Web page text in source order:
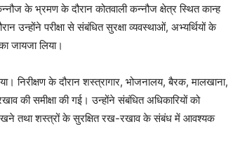
के भ्रमण के दौरान कोतवाली कन्नौज क्षेत्र स्थित कान्ह
उन्होंने परीक्षा से संबंधित सुरक्षा व्यवस्थाओं, अभ्यर्थियों के
जायजा लिया।
के दौरान शस्त्रागार, भोजनालय, बैरक, मालखाना,
की समीक्षा की गई। उन्होंने संबंधित अधिकारियों को
तथा शस्त्रों के सुरक्षित रख-रखाव के संबंध में आवश्यक